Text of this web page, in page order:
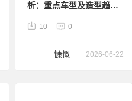
析：重点车型及造型趋势
10 0
慷慨 2026-06-22